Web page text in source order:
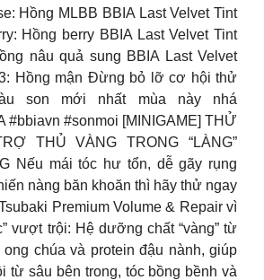
Hồng MLBB BBIA Last Velvet Tint
Hồng berry BBIA Last Velvet Tint
nâu quả sung BBIA Last Velvet
Hồng mận Đừng bỏ lỡ cơ hội thử
son mới nhất mùa này nhá
#bbiavn #sonmoi [MINIGAME] THỬ
THỦ VÀNG TRONG “LÀNG”
Nếu mái tóc hư tổn, dễ gãy rụng
nàng băn khoăn thì hãy thử ngay
Premium Volume & Repair vì
vượt trội: Hệ dưỡng chất “vàng” từ
chúa và protein đậu nành, giúp
từ sâu bên trong, tóc bồng bềnh và